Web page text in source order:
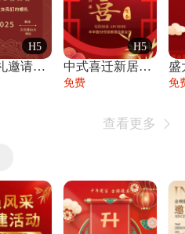
H5
中式婚礼邀请函中国风传统复古婚礼请柬请帖
H5
中式喜迁新居乔迁之喜邀请函宴会请帖
免费 免
查看更多 